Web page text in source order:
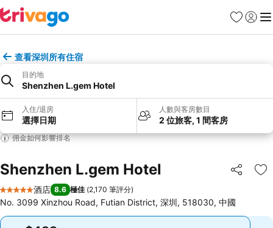
收藏夾
登入 選
查看深圳所有住宿
目的地
Shenzhen L.gem Hotel
入住/退房
選擇日期
人數與客房數目
2 位旅客, 1 間客房
佣金如何影響排名
Shenzhen L.gem Hotel 分享
放
5 星級
酒店 8.6 極佳 (2,170 筆評分)
No. 3099 Xinzhou Road, Futian District, 深圳, 518030, 中國